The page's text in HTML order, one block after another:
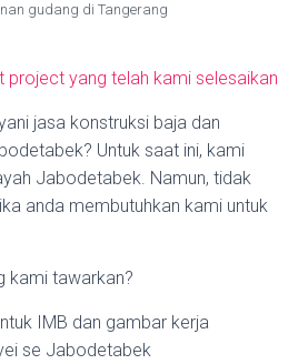
gudang di Tangerang
project yang telah kami selesaikan
jasa konstruksi baja dan
Untuk saat ini, kami
Jabodetabek. Namun, tidak
anda membutuhkan kami untuk
kami tawarkan?
IMB dan gambar kerja
se Jabodetabek